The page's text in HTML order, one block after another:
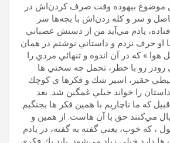
موضوع بيهوده وقت صرف كردن‌اش در
و سر و كله زدن‌اش با بچه‌ها سر
يادم مي‌آيد من از دستش عصباني
او حرف نزدم و داستاني نوشتم در همان
هوا » كه در آن اندوه و تنهائي مردي را
رودر رو با خطر، تحمل چه سختي ها
حقير، اسير شك و فكرها ي كوچك
را خواند خيلي غمگين شد. بعد
كه ما ناچاريم با همين فكر ها بجنگيم.
مي‌كنند حق با آن هاست. از همين و
كه خوب، يعني گفته به گفته، در يادم